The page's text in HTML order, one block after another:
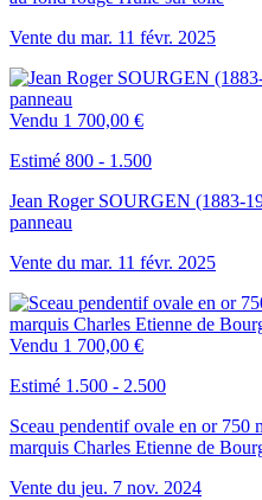
Vente du mar. 11 févr. 2025
Vendu 1 700,00 €
Estimé 800 - 1.500
Jean Roger SOURGEN (1883-
panneau
Vente du mar. 11 févr. 2025
Vendu 1 700,00 €
Estimé 1.500 - 2.500
Sceau pendentif ovale en or 750
marquis Charles Etienne de
Vente du jeu. 7 nov. 2024